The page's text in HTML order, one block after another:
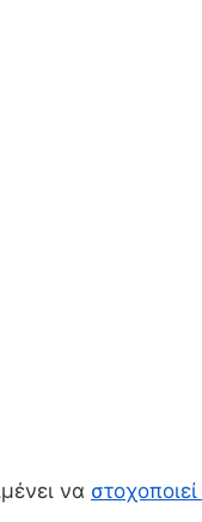
να στοχοποιεί